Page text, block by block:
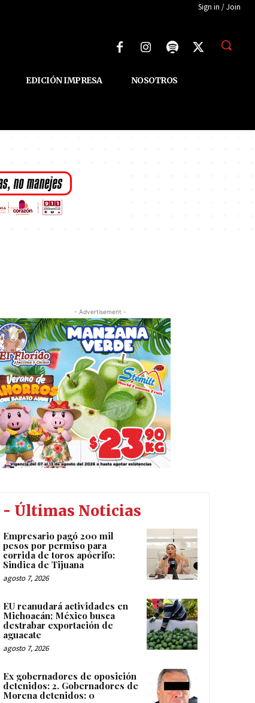
Sign in / Join
EDICIÓN IMPRESA NOSOTROS
- Advertisement -
- Últimas Noticias
Empresario pagó 200 mil
pesos por permiso para
corrida de toros apócrifo:
Sindica de Tijuana
agosto 7, 2026
EU reanudará actividades en
Michoacán; México busca
destrabar exportación de
aguacate
agosto 7, 2026
Ex gobernadores de oposición
detenidos: 2. Gobernadores de
Morena detenidos: 0